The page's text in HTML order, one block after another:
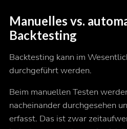
Manuelles vs.
Backtesting
Backtesting kann im
durchgeführt werden.
Beim manuellen Testen
nacheinander durchgesehen
erfasst. Das ist zwar